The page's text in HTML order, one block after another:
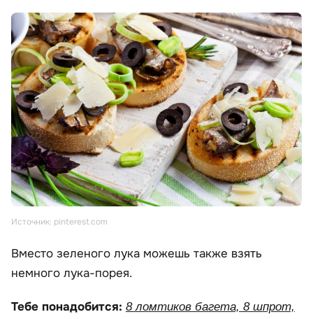
Источник: pinterest.com
Вместо зеленого лука можешь также взять
немного лука-порея.
Тебе понадобится: 8 ломтиков багета, 8 шпрот,